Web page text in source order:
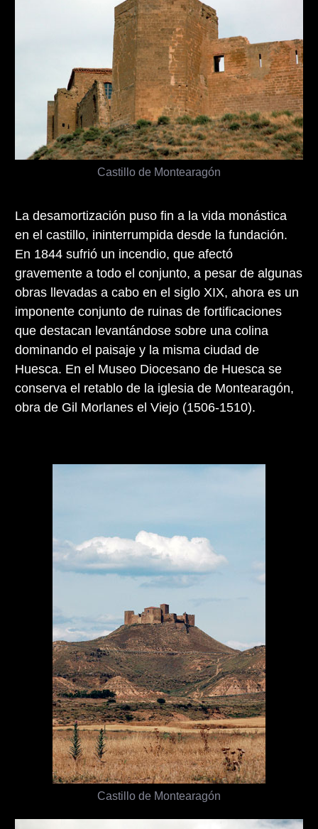
La desamortización puso fin a la vida monástica
en el castillo, ininterrumpida desde la fundación.
En 1844 sufrió un incendio, que afectó
gravemente a todo el conjunto, a pesar de algunas
obras llevadas a cabo en el siglo XIX, ahora es un
imponente conjunto de ruinas de fortificaciones
que destacan levantándose sobre una colina
dominando el paisaje y la misma ciudad de
Huesca. En el Museo Diocesano de Huesca se
conserva el retablo de la iglesia de Montearagón,
obra de Gil Morlanes el Viejo (1506-1510).
Castillo de Montearagón
Castillo de Montearagón